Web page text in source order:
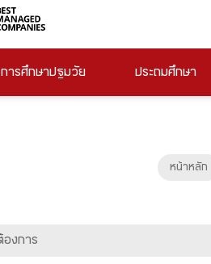
การศึกษาปฐมวัย ประถมศึกษา
หน้าหลัก